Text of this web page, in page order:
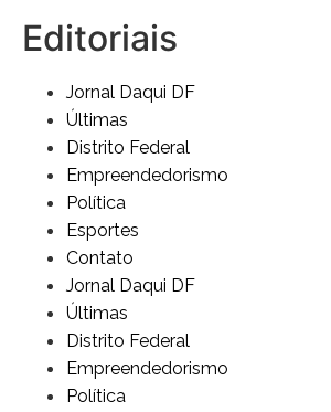
Editoriais
Jornal Daqui DF
Últimas
Distrito Federal
Empreendedorismo
Política
Esportes
Contato
Jornal Daqui DF
Últimas
Distrito Federal
Empreendedorismo
Política